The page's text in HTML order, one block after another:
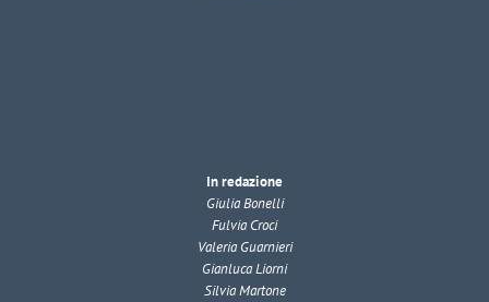
In redazione
Giulia Bonelli
Fulvia Croci
Valeria Guarnieri
Gianluca Liorni
Silvia Martone